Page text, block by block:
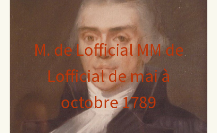
M. de Lofficial MM de
Lofficial de mai à
octobre 1789